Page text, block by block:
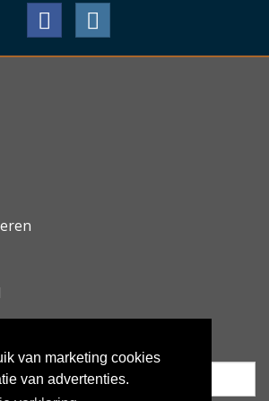
van marketing cookies
van advertenties.